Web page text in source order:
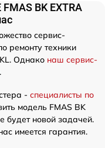
BK EXTRA
сервис-
ремонту техники
Однако наш сервис-
.
- специалисты по
модель FMAS BK
будет новой задачей.
имеется гарантия.